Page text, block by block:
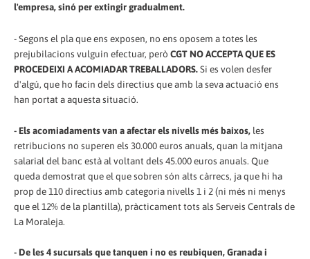
l'empresa, sinó per extingir gradualment.
- Segons el pla que ens exposen, no ens oposem a totes les
prejubilacions vulguin efectuar, però CGT NO ACCEPTA QUE ES
PROCEDEIXI A ACOMIADAR TREBALLADORS.Si es volen desfer
d'algú, que ho facin dels directius que amb la seva actuació ens
han portat a aquesta situació.
- Els acomiadaments van a afectar els nivells més baixos, les
retribucions no superen els 30.000 euros anuals, quan la mitjana
salarial del banc està al voltant dels 45.000 euros anuals. Que
queda demostrat que el que sobren són alts càrrecs, ja que hi ha
prop de 110 directius amb categoria nivells 1 i 2 (ni més ni menys
que el 12% de la plantilla), pràcticament tots als Serveis Centrals de
La Moraleja.
- De les 4 sucursals que tanquen i no es reubiquen, Granada i